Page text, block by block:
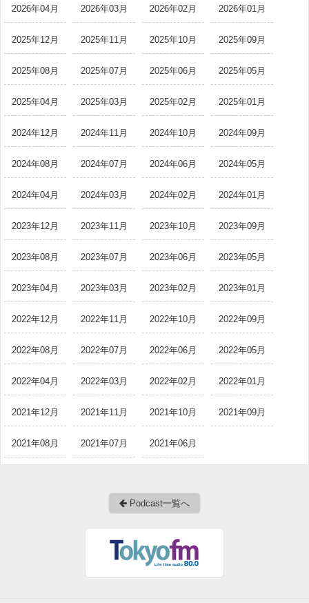
2026年04月 2026年03月 2026年02月 2026年01月
2025年12月 2025年11月 2025年10月 2025年09月
2025年08月 2025年07月 2025年06月 2025年05月
2025年04月 2025年03月 2025年02月 2025年01月
2024年12月 2024年11月 2024年10月 2024年09月
2024年08月 2024年07月 2024年06月 2024年05月
2024年04月 2024年03月 2024年02月 2024年01月
2023年12月 2023年11月 2023年10月 2023年09月
2023年08月 2023年07月 2023年06月 2023年05月
2023年04月 2023年03月 2023年02月 2023年01月
2022年12月 2022年11月 2022年10月 2022年09月
2022年08月 2022年07月 2022年06月 2022年05月
2022年04月 2022年03月 2022年02月 2022年01月
2021年12月 2021年11月 2021年10月 2021年09月
2021年08月 2021年07月 2021年06月
Podcast一覧へ